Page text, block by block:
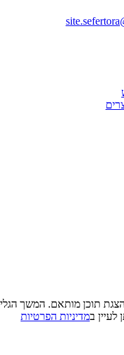
תוכן מותאם. המשך
לעיין במדיניות הפרטיות